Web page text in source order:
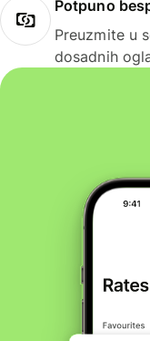
Potpuno
Preuzmite u
dosadnih